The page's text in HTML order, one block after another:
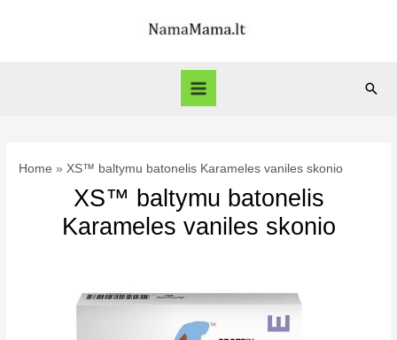
Main
Home XS™ baltymu batonelis Karameles vaniles skonio
XS™ baltymu batonelis
Karameles vaniles skonio